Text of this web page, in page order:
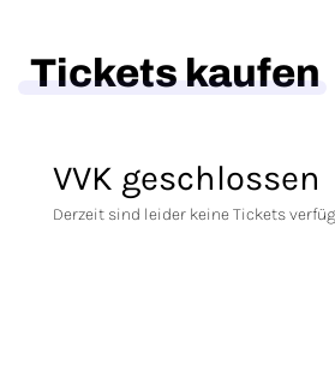
Tickets kaufen
VVK geschlossen
Derzeit sind leider keine Tickets